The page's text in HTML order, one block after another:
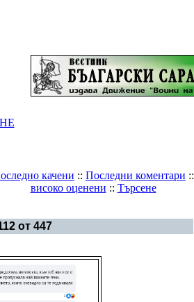
качени :: Последни коментари ::
високо оценени :: Търсене
от 447